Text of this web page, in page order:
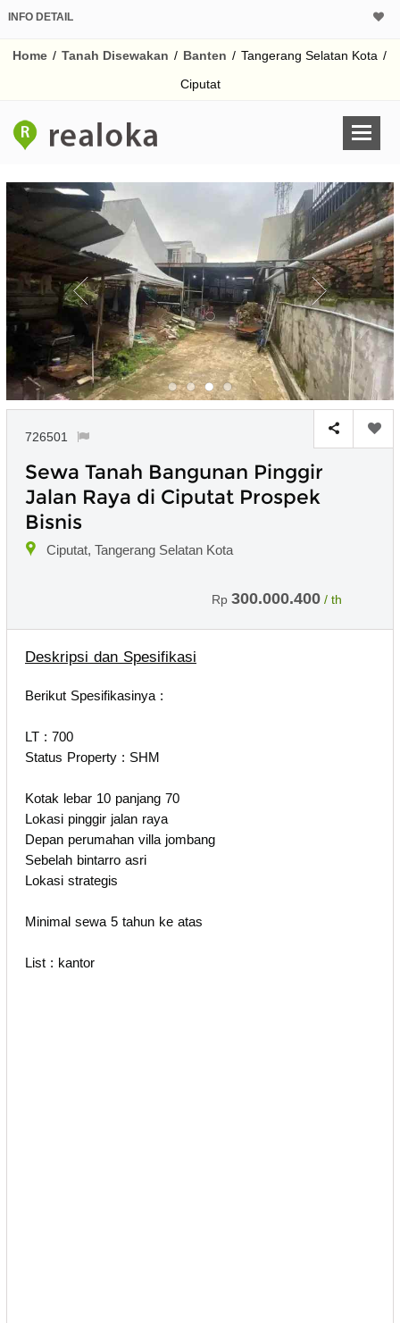
INFO DETAIL
Home / Tanah Disewakan / Banten / Tangerang Selatan Kota /
Ciputat
726501
Sewa Tanah Bangunan Pinggir
Jalan Raya di Ciputat Prospek
Bisnis
Ciputat, Tangerang Selatan Kota
Rp 300.000.400 / th
Deskripsi dan Spesifikasi
Berikut Spesifikasinya :
LT : 700
Status Property : SHM
Kotak lebar 10 panjang 70
Lokasi pinggir jalan raya
Depan perumahan villa jombang
Sebelah bintarro asri
Lokasi strategis
Minimal sewa 5 tahun ke atas
List : kantor